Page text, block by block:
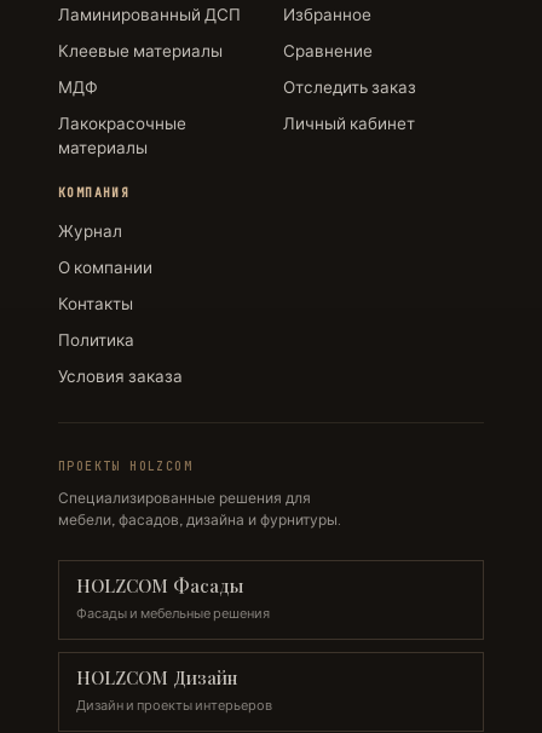
Ламинированный ДСП
Клеевые материалы
МДФ
Лакокрасочные
материалы
Избранное
Сравнение
Отследить заказ
Личный кабинет
КОМПАНИЯ
Журнал
О компании
Контакты
Политика
Условия заказа
ПРОЕКТЫ HOLZCOM
Специализированные решения для
мебели, фасадов, дизайна и фурнитуры.
HOLZCOM Фасады
Фасады и мебельные решения
HOLZCOM Дизайн
Дизайн и проекты интерьеров